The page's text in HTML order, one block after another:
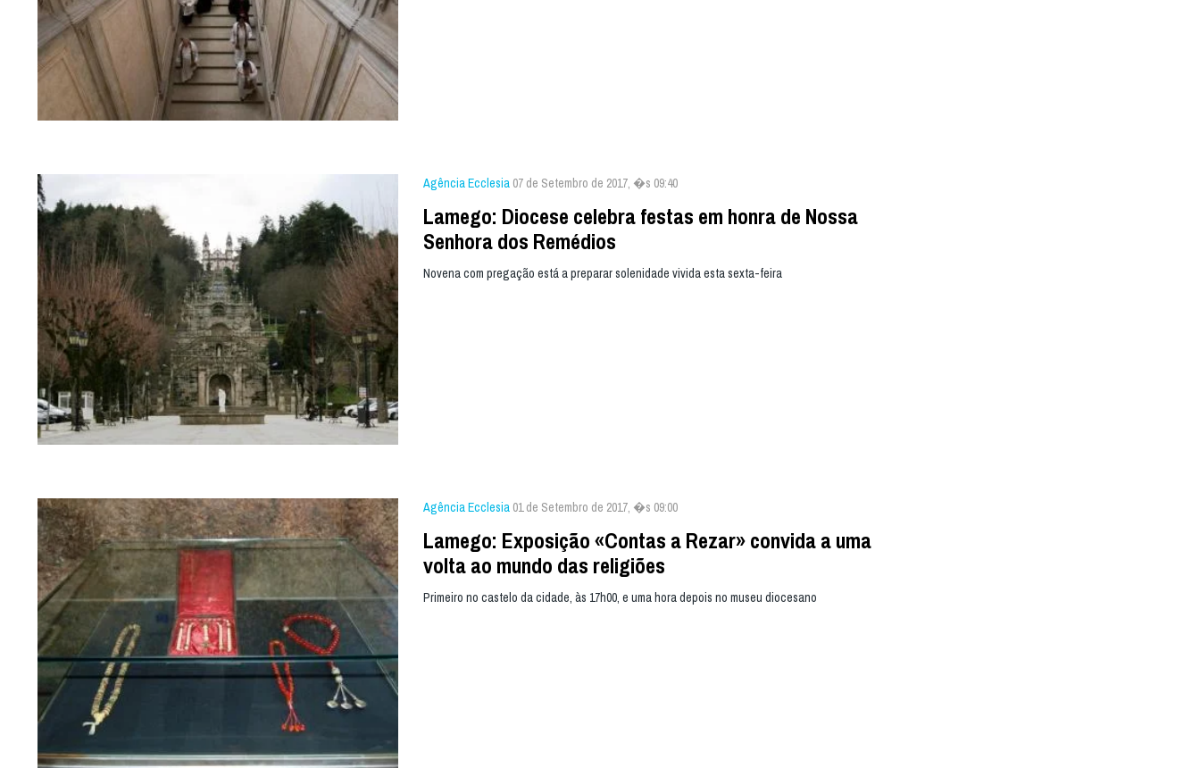
Agência Ecclesia 07 de Setembro de 2017, �s 09:40
Lamego: Diocese celebra festas em honra de Nossa
Senhora dos Remédios
Novena com pregação está a preparar solenidade vivida esta sexta-feira
Agência Ecclesia 01 de Setembro de 2017, �s 09:00
Lamego: Exposição «Contas a Rezar» convida a uma
volta ao mundo das religiões
Primeiro no castelo da cidade, às 17h00, e uma hora depois no museu diocesano